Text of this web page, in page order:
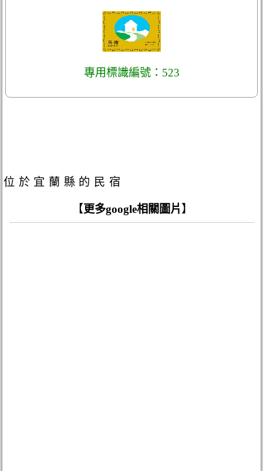
專用標識編號：523
位於宜蘭縣的民宿
【更多google相關圖片 】